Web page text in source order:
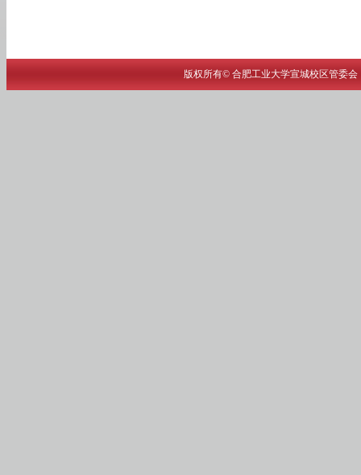
版权所有© 合肥工业大学宣城校区管委